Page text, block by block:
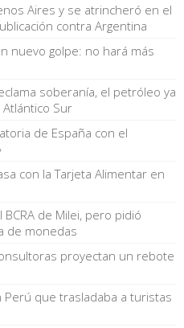
Aires y se atrincheró en el
contra Argentina
nuevo golpe: no hará más
soberanía, el petróleo ya
Sur
de España con el
con la Tarjeta Alimentar en
de Milei, pero pidió
de monedas
proyectan un rebote
que trasladaba a turistas